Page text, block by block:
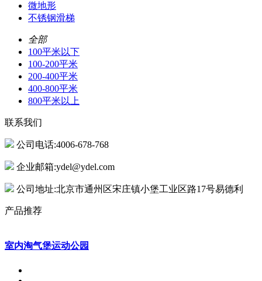
微地形
不锈钢滑梯
全部
100平米以下
100-200平米
200-400平米
400-800平米
800平米以上
联系我们
公司电话:4006-678-768
企业邮箱:ydel@ydel.com
公司地址:北京市通州区宋庄镇小堡工业区路17号易德利
产品推荐
室内淘气堡运动公园